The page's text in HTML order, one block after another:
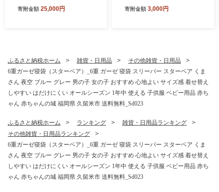
み・マカダミアナッツ_Ca53
寄附金額 25,000円
旨味 一番摘み こだわり ビタ
久留米市 送料無料_Cs407
寄附金額 3,000円
ふるさと納税ホーム 雑貨・日用品
その他雑貨・日用品
6重ガーゼ寝袋（スターベア）_6重 ガーゼ 寝袋 スリーパー スターベア くま
さん 夜空 ブルー グレー 男の子 女の子 おすすめ 心地よい サイズ感 着せ替え
しやすい はだけにくい オールシーズン 1年中 使える 子供服 ベビー用品 赤ち
ゃん 赤ちゃんの城 福岡県 久留米市 送料無料_Sd023
ふるさと納税ホーム ランキング
雑貨・日用品ランキング
その他雑貨・日用品ランキング
6重ガーゼ寝袋（スターベア）_6重 ガーゼ 寝袋 スリーパー スターベア くま
さん 夜空 ブルー グレー 男の子 女の子 おすすめ 心地よい サイズ感 着せ替え
しやすい はだけにくい オールシーズン 1年中 使える 子供服 ベビー用品 赤ち
ゃん 赤ちゃんの城 福岡県 久留米市 送料無料_Sd023